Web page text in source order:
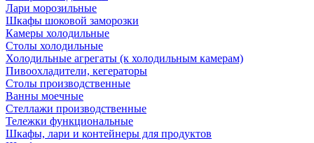
Лари морозильные
Шкафы шоковой заморозки
Камеры холодильные
Столы холодильные
Холодильные агрегаты (к холодильным камерам)
Пивоохладители, кегераторы
Столы производственные
Ванны моечные
Стеллажи производственные
Тележки функциональные
Шкафы, лари и контейнеры для продуктов